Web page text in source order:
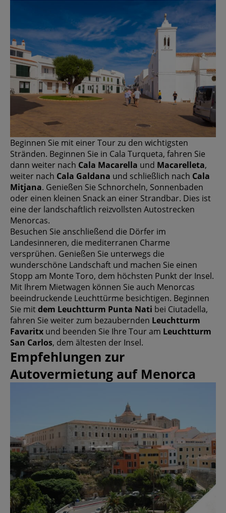
Beginnen Sie mit einer Tour zu den wichtigsten
Stränden. Beginnen Sie in Cala Turqueta, fahren Sie
dann weiter nach Cala Macarella und Macarelleta,
weiter nach Cala Galdana und schließlich nach Cala
Mitjana. Genießen Sie Schnorcheln, Sonnenbaden
oder einen kleinen Snack an einer Strandbar. Dies ist
eine der landschaftlich reizvollsten Autostrecken
Menorcas.
Besuchen Sie anschließend die Dörfer im
Landesinneren, die mediterranen Charme
versprühen. Genießen Sie unterwegs die
wunderschöne Landschaft und machen Sie einen
Stopp am Monte Toro, dem höchsten Punkt der Insel.
Mit Ihrem Mietwagen können Sie auch Menorcas
beeindruckende Leuchttürme besichtigen. Beginnen
Sie mitdem Leuchtturm Punta Nati bei Ciutadella,
fahren Sie weiter zum bezaubernden Leuchtturm
Favaritx und beenden Sie Ihre Tour am Leuchtturm
San Carlos, dem ältesten der Insel.
Empfehlungen zur
Autovermietung auf Menorca